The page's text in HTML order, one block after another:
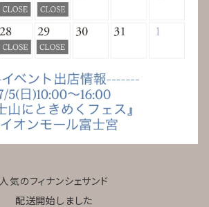
人気のフィナンシェサンド
配送開始しました